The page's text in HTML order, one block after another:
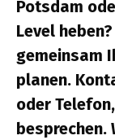
Potsdam
Level
gemeinsam
planen.
oder
besprechen.